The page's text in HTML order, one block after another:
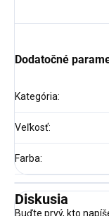
Dodatočné
Kategória:
Veľkosť:
Farba:
Diskusia
Buďte prvý, kto